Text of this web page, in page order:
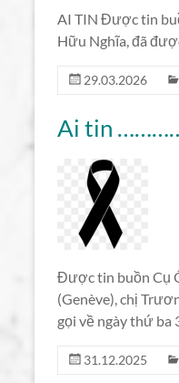
AI TIN Được tin
Hữu Nghĩa, đã
29.03.2026
Ai tin
Được tin buồn Cụ
(Genève), chị
gọi về ngày thứ ba
31.12.2025